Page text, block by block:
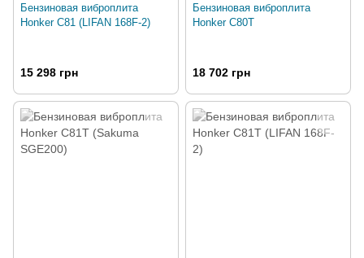
Бензиновая виброплита
Honker C81 (LIFAN 168F-2)
15 298 грн
Бензиновая виброплита
Honker C80T
18 702 грн